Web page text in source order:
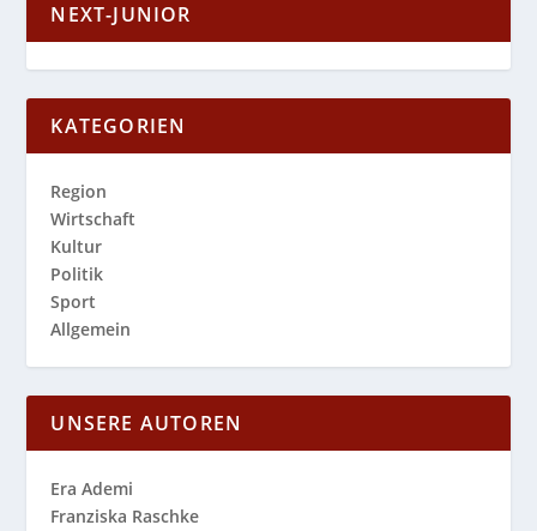
NEXT-JUNIOR
KATEGORIEN
Region
Wirtschaft
Kultur
Politik
Sport
Allgemein
UNSERE AUTOREN
Era Ademi
Franziska Raschke